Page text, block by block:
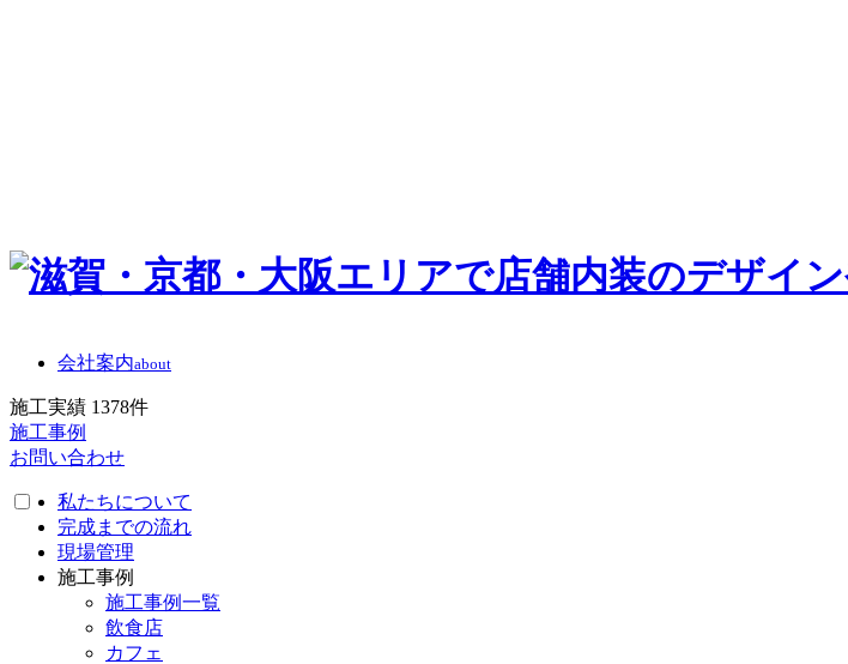
会社案内about
施工実績 1378件
施工事例
お問い合わせ
私たちについて
完成までの流れ
現場管理
施工事例
施工事例一覧
飲食店
カフェ